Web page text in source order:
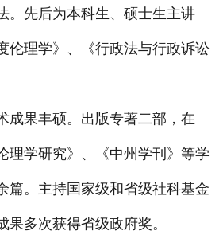
。先后为本科生、硕士生主讲
伦理学》、《行政法与行政诉讼
果丰硕。出版专著二部，在
理学研究》、《中州学刊》等学
篇。主持国家级和省级社科基金
果多次获得省级政府奖。